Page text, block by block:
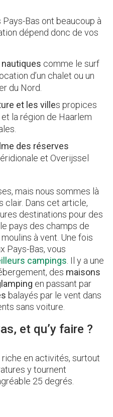
Bas ont beaucoup à
dépend donc de vos
comme le surf
d’un chalet ou un
du Nord.
et les villes propices
la région de Haarlem
des réserves
et Overijssel
mais nous sommes là
clair. Dans cet article,
destinations pour des
pays des champs de
à vent. Une fois
Pays-Bas, vous
campings . Il y a une
des maisons
en passant par
balayés par le vent dans
sans voiture.
et qu’y faire ?
riche en activités, surtout
y tournent
25 degrés.